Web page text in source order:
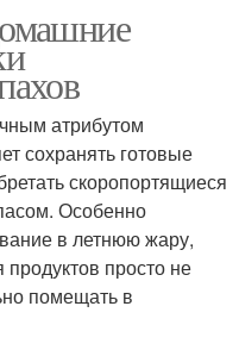
атрибутом
сохранять готовые
скоропортящиеся
Особенно
в летнюю жару,
продуктов просто не
помещать в